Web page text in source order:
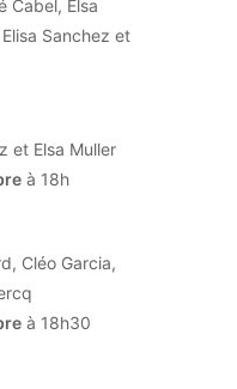
Cabel, Elsa
Sanchez et
et Elsa Muller
à 18h
Cléo Garcia,
à 18h30